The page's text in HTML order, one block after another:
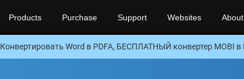
Products Purchase Support Websites About
Конвертировать Word в PDFA, БЕСПЛАТНЫЙ конвертер MOBI в